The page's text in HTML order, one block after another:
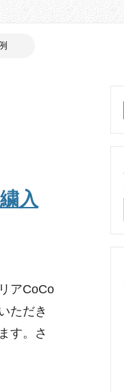
入
アCoCo
ただき
す。さ